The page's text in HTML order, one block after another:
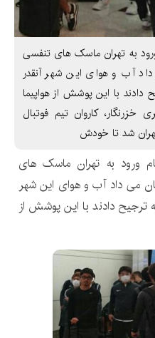
ورود به تهران ماسک های تنفسی
آب و هوای این شهر آنقدر
دادند با این پوشش از هواپیما
خزرنگار، کاروان تیم فوتبال
تهران شد تا خودش
ورود به تهران ماسک های
می داد آب و هوای این شهر
ترجیح دادند با این پوشش از